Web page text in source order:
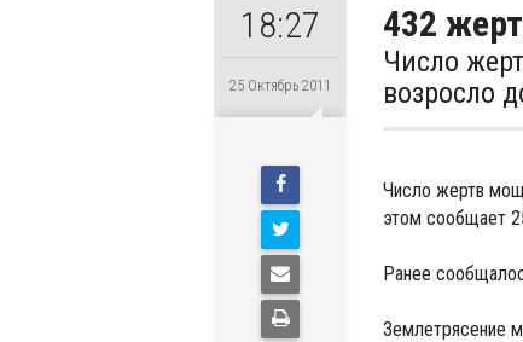
18:27
25 Октябрь 2011
432
Число
возросло
Число жертв
этом сообщает
Ранее
Землетрясение